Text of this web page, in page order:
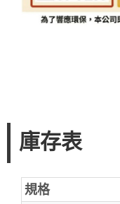
庫存表
規格